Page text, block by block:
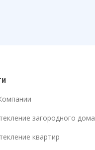
загородного дома
квартир